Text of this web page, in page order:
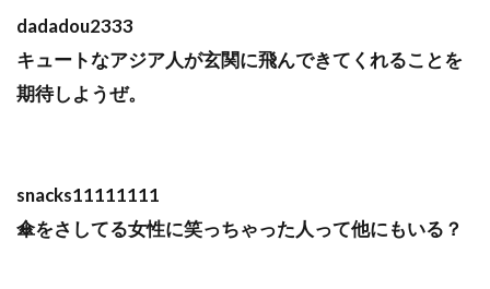
dadadou2333
キュートなアジア人が玄関に飛んできてくれることを
期待しようぜ。
snacks11111111
傘をさしてる女性に笑っちゃった人って他にもいる？